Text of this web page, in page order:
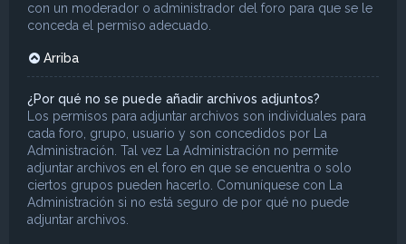
con un moderador o administrador del foro para que se le
conceda el permiso adecuado.
Arriba
¿Por qué no se puede añadir archivos adjuntos?
Los permisos para adjuntar archivos son individuales para
cada foro, grupo, usuario y son concedidos por La
Administración. Tal vez La Administración no permite
adjuntar archivos en el foro en que se encuentra o solo
ciertos grupos pueden hacerlo. Comuníquese con La
Administración si no está seguro de por qué no puede
adjuntar archivos.